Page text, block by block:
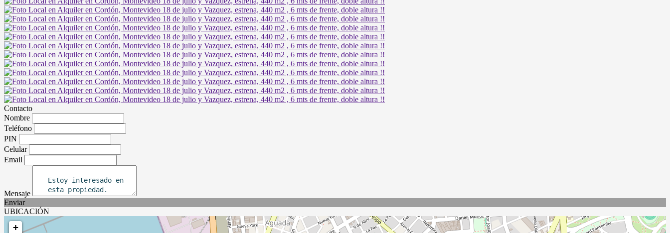
Contacto
Nombre
Teléfono
PIN
Celular
Email
Mensaje
Enviar
UBICACIÓN
+